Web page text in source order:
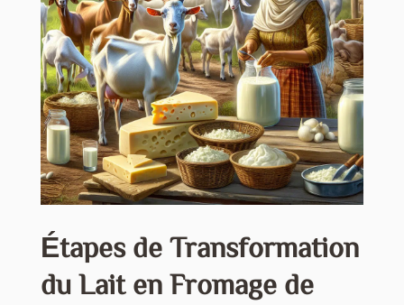
Étapes de Transformation
du Lait en Fromage de